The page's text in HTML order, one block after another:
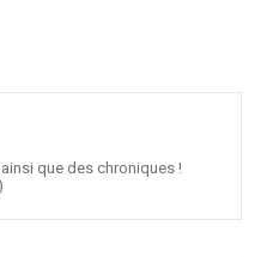
que des chroniques !